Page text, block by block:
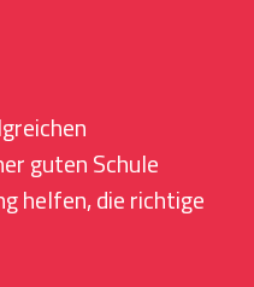
guten Schule
helfen, die richtige